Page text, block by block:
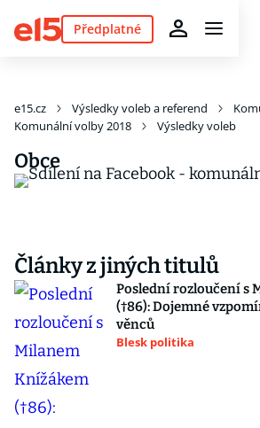
Předplatné
e15.cz Výsledky voleb a referend
Komunální volby 2018
Výsledky voleb
Obce
Články z jiných titulů
Poslední rozloučení s
(†86): Dojemné
věnců
Blesk politika